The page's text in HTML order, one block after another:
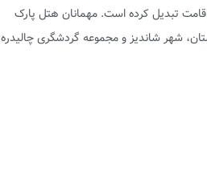
تبدیل کرده است. مهمانان هتل پارک
شهر شاندیز و مجموعه گردشگری چالیدره